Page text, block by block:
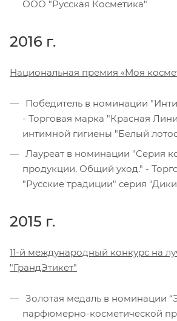
ООО "Русская Косметика"
2016 г.
Национальная премия «Моя
Победитель в номинации
- Торговая марка "Красная
интимной гигиены "Белый
Лауреат в номинации "Серия
продукции. Общий уход." -
"Русские традиции" серия
2015 г.
11-й международный конкурс на
"ГрандЭтикет"
Золотая медаль в номинации
парфюмерно-косметической